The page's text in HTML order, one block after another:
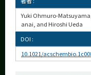
Yuki Ohmuro-
anai, and Hiroshi Ueda
DOI :
10.1021/